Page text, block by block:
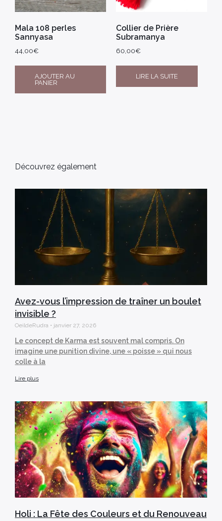
Mala 108 perles
Sannyasa
44,00€
AJOUTER AU
PANIER
Collier de Prière
Subramanya
60,00€
LIRE LA SUITE
Découvrez également
Avez-vous l’impression de traîner un boulet
invisible ?
OeildeRudra janvier 27, 2026
Le concept de Karma est souvent mal compris. On
imagine une punition divine, une « poisse » qui nous
colle à la
Lire plus
Holi : La Fête des Couleurs et du Renouveau